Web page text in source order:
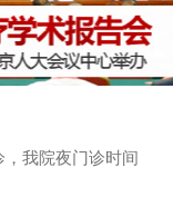
我院夜门诊时间